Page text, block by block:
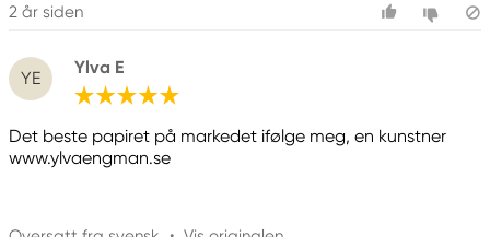
2 år siden
YE
Ylva E
Det beste papiret på markedet ifølge meg, en kunstner
www.ylvaengman.se